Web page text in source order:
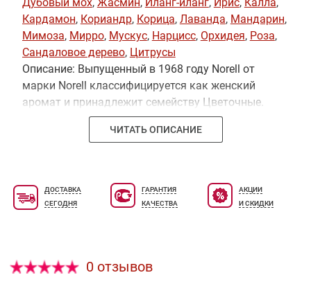
Кардамон, Кориандр, Корица, Лаванда, Мандарин,
Мимоза, Мирро, Мускус, Нарцисс, Орхидея, Роза,
Сандаловое дерево, Цитрусы
Описание: Выпущенный в 1968 году Norell от
марки Norell классифицируется как женский
аромат и принадлежит семейству Цветочные.
Его автором является парфюмер Жозефина
Катапано.Бергамот, Гальбанум, Гиацинт,
Гардения, Гвоздика (пряность), Ирис, Калла,
Кориандр, Корица, Мимоза, Орхидея, Роза и
ЧИТАТЬ ОПИСАНИЕ
ДОСТАВКА
СЕГОДНЯ
ГАРАНТИЯ
КАЧЕСТВА
АКЦИИ
И СКИДКИ
0 отзывов